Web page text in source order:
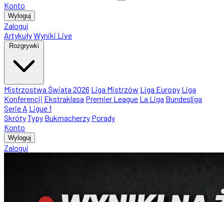
Konto
Wyloguj
Zaloguj
ArtykułyWyniki Live
Rozgrywki
Mistrzostwa Świata 2026 Liga Mistrzów Liga Europy Liga
Konferencji Ekstraklasa Premier League La Liga Bundesliga
Serie A Ligue 1
SkrótyTypy Bukmacherzy Porady
Konto
Wyloguj
Zaloguj